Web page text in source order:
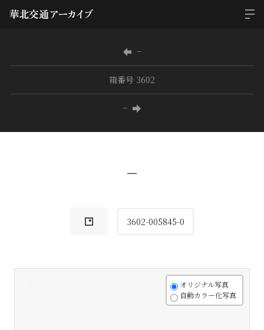
−
箱番号 3602
−
−
3602-005845-0
オリジナル写真
自動カラー化写真